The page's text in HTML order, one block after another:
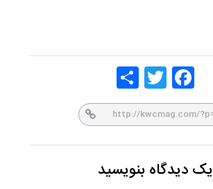
Face
Twitt
یک دیدگاه بنویسید